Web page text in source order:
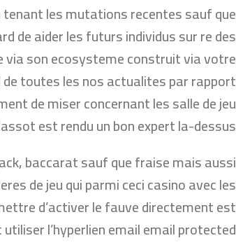
tenant les mutations recentes sauf que
de aider les futurs individus sur re des
via son ecosysteme construit via votre
toutes les nos actualites par rapport
de miser concernant les salle de jeu
est rendu un bon expert la-dessus.
baccarat sauf que fraise mais aussi
de jeu qui parmi ceci casino avec les
d’activer le fauve directement est
l’hyperlien email email protected.